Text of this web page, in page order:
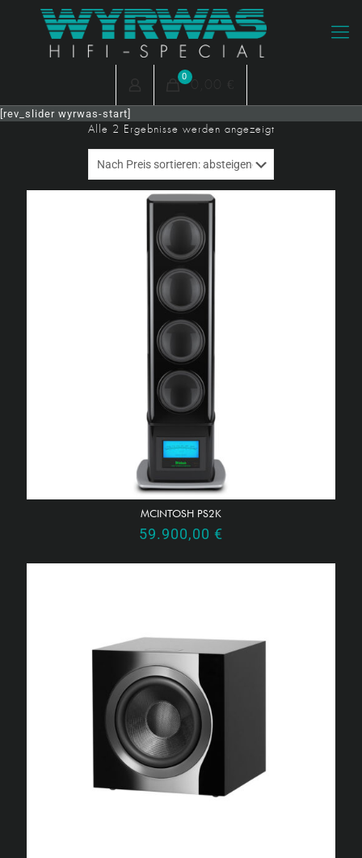
0 0,00 €
[rev_slider wyrwas-start]
Alle 2 Ergebnisse werden angezeigtNach
MCINTOSH PS2K
59.900,00 €